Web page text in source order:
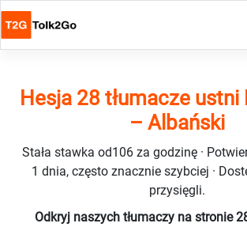
Hesja 28 tłumacze
– Albański
Stała stawka od106 za godzinę ·
1 dnia, często znacznie szybciej ·
przysięgli.
Odkryj naszych tłumaczy na stronie